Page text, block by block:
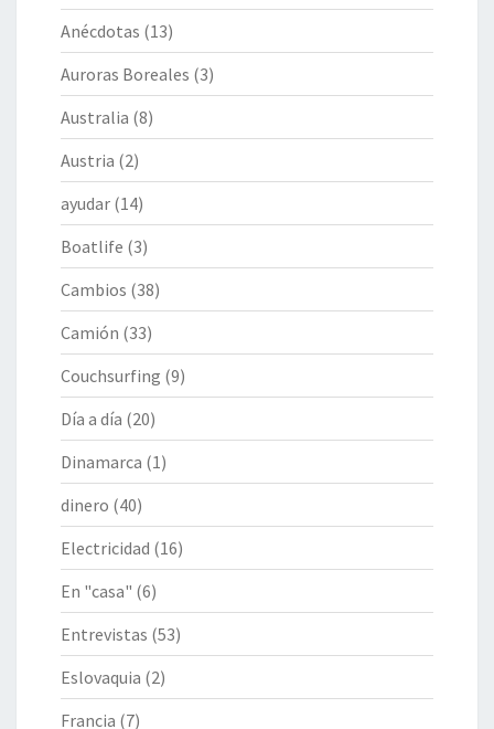
Anécdotas (13)
Auroras Boreales (3)
Australia (8)
Austria (2)
ayudar (14)
Boatlife (3)
Cambios (38)
Camión (33)
Couchsurfing (9)
Día a día (20)
Dinamarca (1)
dinero (40)
Electricidad (16)
En "casa" (6)
Entrevistas (53)
Eslovaquia (2)
Francia (7)